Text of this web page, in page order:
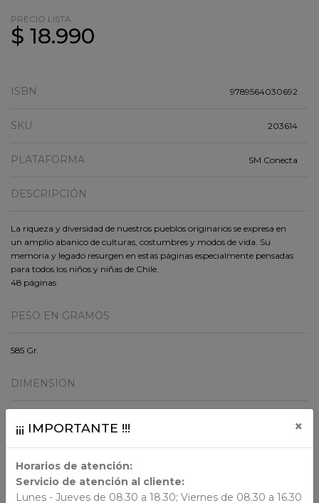
PRECIO LISTA
$ 18.990
ISBN 9789564030692
SKU 203614
PLATAFORMA SM Conecta
DESCRIPCIÓN
La riqueza y diversidad de nuestros pueblos originarios se expresa en
un amplio abanico de culturas, costumbres y modos de vida. Su
memoria y legado resurgen en estas páginas especialmente pensadas
para todos los niños y niñas de Chile.
48 páginas
PESO EN GRAMOS
585 Gr.
DIMENSION
ORIGEN
¡¡¡ IMPORTANTE !!! ×
Horarios de atención:
Servicio de atención al cliente:
Lunes - Jueves de 08.30 a 18.30; Viernes de 08.30 a 16.30